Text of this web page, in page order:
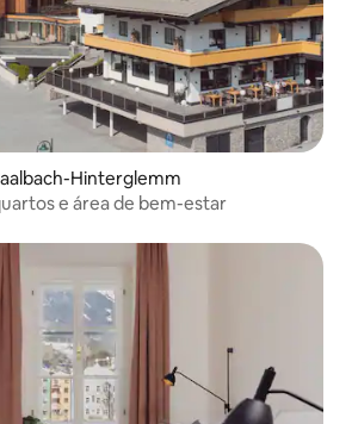
Hinterglemm
e área de bem-estar